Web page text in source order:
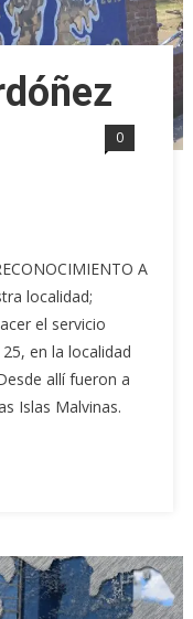
0
A
localidad;
el servicio
en la localidad
allí fueron a
Islas Malvinas.